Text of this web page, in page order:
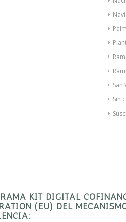
San
Sin
KIT DIGITAL
(EU) DEL